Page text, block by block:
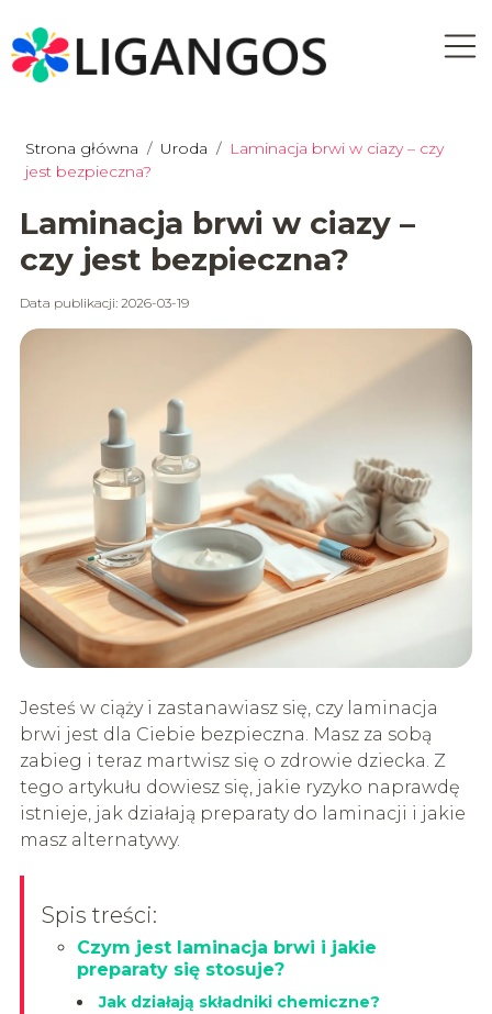
Strona główna / Uroda / Laminacja brwi w ciazy – czy
jest bezpieczna?
Laminacja brwi w ciazy –
czy jest bezpieczna?
Data publikacji: 2026-03-19
Jesteś w ciąży i zastanawiasz się, czy laminacja
brwi jest dla Ciebie bezpieczna. Masz za sobą
zabieg i teraz martwisz się o zdrowie dziecka. Z
tego artykułu dowiesz się, jakie ryzyko naprawdę
istnieje, jak działają preparaty do laminacji i jakie
masz alternatywy.
Spis treści:
Czym jest laminacja brwi i jakie
preparaty się stosuje?
Jak działają składniki chemiczne?